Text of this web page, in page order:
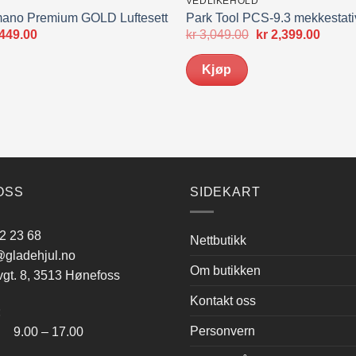
Premium GOLD Luftesett
Nåværende
Park Tool PCS-9.3
kr3,049.00
Opprinnelig
kr2,399.00
Kjøp
23 68
8, 3513 Hønefoss
– 17.00
SIDEKART
Nettbutikk
Om butikken
Kontakt oss
Personvern